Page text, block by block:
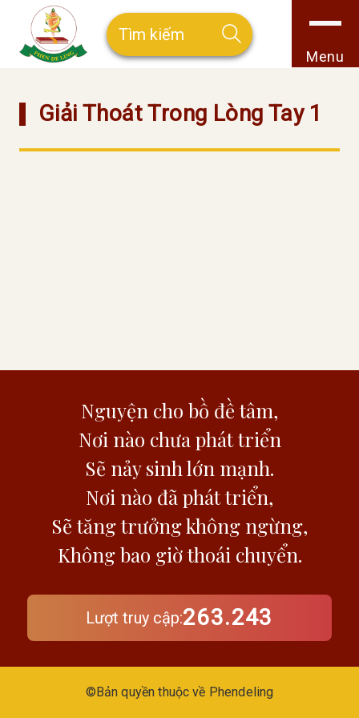
Menu
Giải Thoát Trong Lòng Tay 1
Nguyện cho bồ đề tâm,
nơi nào chưa phát triển
Sẽ nảy sinh lớn mạnh.
Nơi nào đã phát triển,
sẽ tăng trưởng không ngừng,
không bao giờ thoái chuyển.
Lượt truy cập:263.243
©Bản quyền thuộc về Phendeling